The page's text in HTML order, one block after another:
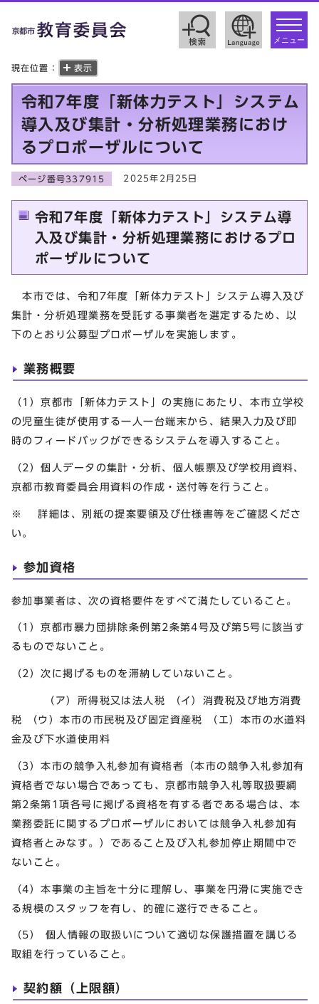
toggle
メニュー
現在位置： 表示
令和7年度「新体力テスト」システム
導入及び集計・分析処理業務におけ
るプロポーザルについて
ページ番号337915 2025年2月25日
令和7年度「新体力テスト」システム導
入及び集計・分析処理業務におけるプロ
ポーザルについて
本市では、令和7年度「新体力テスト」システム導入及び
集計・分析処理業務を受託する事業者を選定するため、以
下のとおり公募型プロポーザルを実施します。
業務概要
（1）京都市「新体力テスト」の実施にあたり、本市立学校
の児童生徒が使用する一人一台端末から、結果入力及び即
時のフィードバックができるシステムを導入すること。
（2）個人データの集計・分析、個人帳票及び学校用資料、
京都市教育委員会用資料の作成・送付等を行うこと。
※ 詳細は、別紙の提案要領及び仕様書等をご確認くださ
い。
参加資格
参加事業者は、次の資格要件をすべて満たしていること。
（1）京都市暴力団排除条例第2条第4号及び第5号に該当す
るものでないこと。
（2）次に掲げるものを滞納していないこと。
（ア）所得税又は法人税 （イ）消費税及び地方消費
税 （ウ）本市の市民税及び固定資産税 （エ）本市の水道料
金及び下水道使用料
（3）本市の競争入札参加有資格者（本市の競争入札参加有
資格者でない場合であっても、京都市競争入札等取扱要綱
第2条第1項各号に掲げる資格を有する者である場合は、本
業務委託に関するプロポーザルにおいては競争入札参加有
資格者とみなす。）であること及び入札参加停止期間中で
ないこと。
（4）本事業の主旨を十分に理解し、事業を円滑に実施でき
る規模のスタッフを有し、的確に遂行できること。
（5） 個人情報の取扱いについて適切な保護措置を講じる
取組を行っていること。
契約額（上限額）